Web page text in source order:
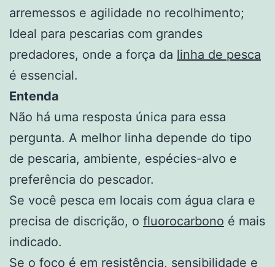
arremessos e agilidade no recolhimento;
Ideal para pescarias com grandes
predadores, onde a força da linha de pesca
é essencial.
Entenda
Não há uma resposta única para essa
pergunta. A melhor linha depende do tipo
de pescaria, ambiente, espécies-alvo e
preferência do pescador.
Se você pesca em locais com água clara e
precisa de discrição, o fluorocarbono é mais
indicado.
Se o foco é em resistência, sensibilidade e